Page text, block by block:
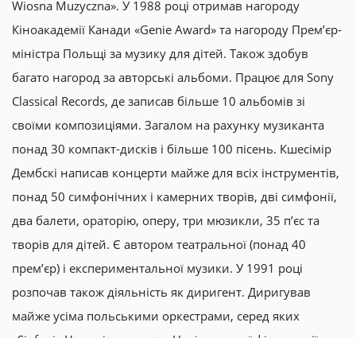
Wiosna Muzyczna». У 1988 році отримав нагороду
Кіноакадемії Канади «Genie Award» та нагороду Прем’єр-
міністра Польщі за музику для дітей. Також здобув
багато нагород за авторські альбоми. Працює для Sony
Classical Records, де записав більше 10 альбомів зі
своїми композиціями. Загалом на рахунку музиканта
понад 30 компакт-дисків і більше 100 пісень. Кшесімір
Дембскі написав концерти майже для всіх інструментів,
понад 50 симфонічних і камерних творів, дві симфонії,
два балети, ораторію, оперу, три мюзикли, 35 п’єс та
творів для дітей. Є автором театральної (понад 40
прем’єр) і експериментальної музики. У 1991 році
розпочав також діяльність як диригент. Диригував
майже усіма польськими оркестрами, серед яких